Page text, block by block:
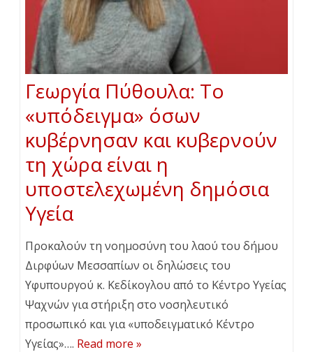
Γεωργία Πύθουλα: Το
«υπόδειγμα» όσων
κυβέρνησαν και κυβερνούν
τη χώρα είναι η
υποστελεχωμένη δημόσια
Υγεία
Προκαλούν τη νοημοσύνη του λαού του δήμου
Διρφύων Μεσσαπίων οι δηλώσεις του
Υφυπουργού κ. Κεδίκογλου από το Κέντρο Υγείας
Ψαχνών για στήριξη στο νοσηλευτικό
προσωπικό και για «υποδειγματικό Κέντρο
Υγείας»…. Read more »